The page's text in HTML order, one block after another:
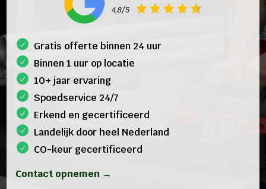
Gratis offerte binnen 24 uur
Binnen 1 uur op locatie
10+ jaar ervaring
Spoedservice 24/7
Erkend en gecertificeerd
Landelijk door heel Nederland
CO-keur gecertificeerd
Contact opnemen →